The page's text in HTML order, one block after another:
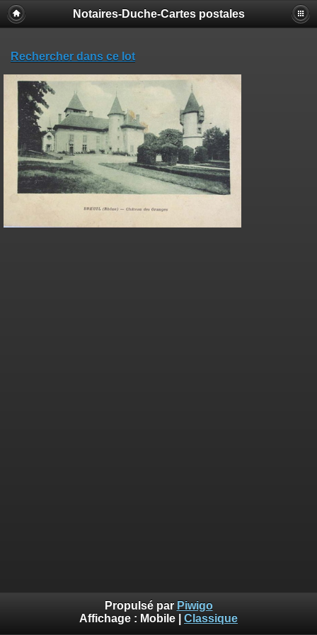
Notaires-Duche-Cartes postales
Rechercher dans ce lot
Propulsé par Piwigo
Affichage : Mobile Classique